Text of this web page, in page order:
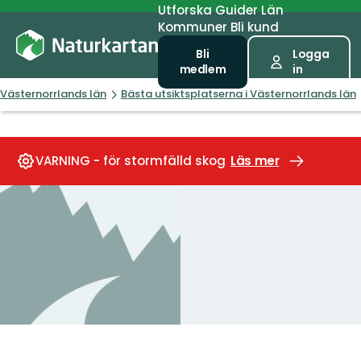
UtforskaGuiderLän
Kommuner Bli kund
Bli
medlem
Logga
in
Västernorrlands län Bästa utsiktsplatserna i Västernorrlands län
VARNING - för stormfälld skog Läs mer